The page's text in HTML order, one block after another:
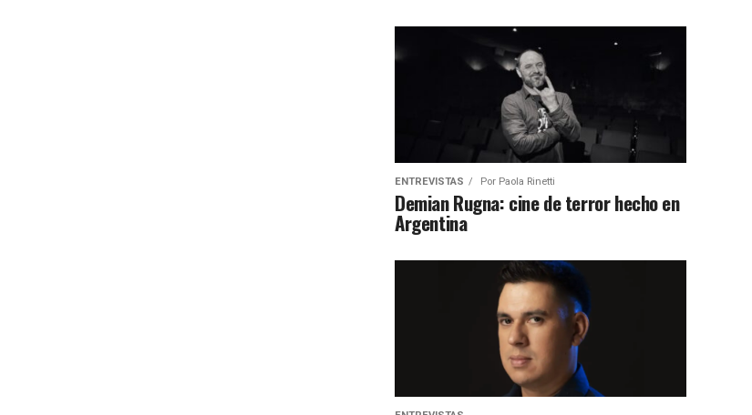
ENTREVISTAS Por Paola Rinetti
Demian Rugna: cine de terror hecho en
Argentina